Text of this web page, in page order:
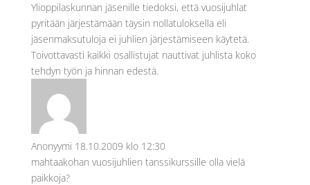
Ylioppilaskunnan jäsenille tiedoksi, että vuosijuhlat
pyritään järjestämään täysin nollatuloksella eli
jäsenmaksutuloja ei juhlien järjestämiseen käytetä.
Toivottavasti kaikki osallistujat nauttivat juhlista koko
tehdyn työn ja hinnan edestä.
Anonyymi 18.10.2009 klo 12:30
mahtaakohan vuosijuhlien tanssikurssille olla vielä
paikkoja?